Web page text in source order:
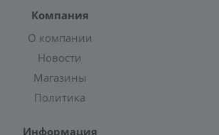
Компания
О компании
Новости
Магазины
Политика
Информация